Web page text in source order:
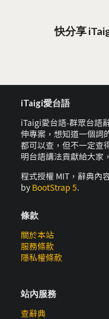
快分享
iTaigi愛台語
iTaigi愛台語-群眾台語
伸專案，想知道一個詞
都可以查，但不一定查
明台語講法貢獻給大家
程式授權 MIT，辭典內
by BootStrap 5.
條款
關於本站
服務條款
隱私權條款
站內服務
查辭典